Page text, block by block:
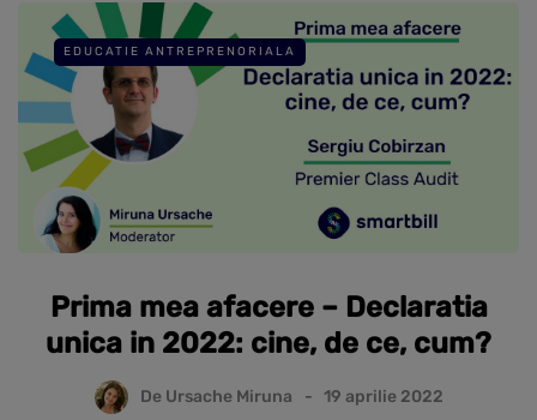
EDUCATIE ANTREPRENORIALA
Prima mea afacere – Declaratia
unica in 2022: cine, de ce, cum?
De Ursache Miruna 19 aprilie 2022